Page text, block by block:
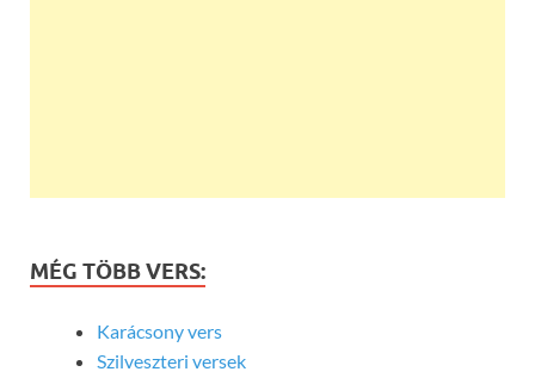
MÉG TÖBB VERS:
Karácsony vers
Szilveszteri versek